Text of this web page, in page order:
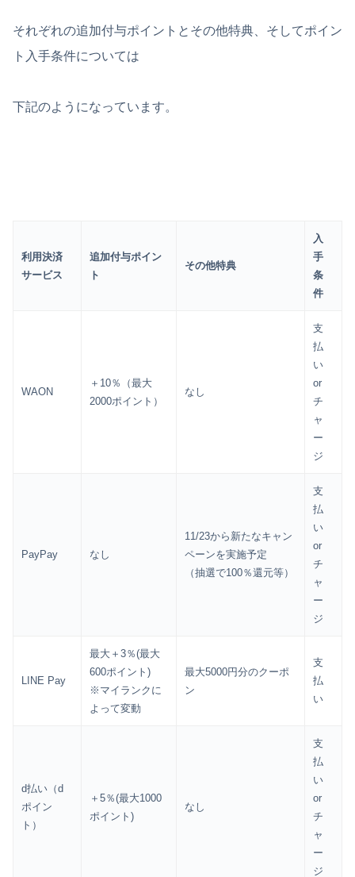
それぞれの追加付与ポイントとその他特典、そしてポイン
ト入手条件については
下記のようになっています。
利用決済
サービス
追加付与ポイン
ト
その他特典
入
手
条
件
WAON
＋10％（最大
2000ポイント）
なし
支
払
い
or
チ
ャ
ー
ジ
PayPay なし
11/23から新たなキャン
ペーンを実施予定
（抽選で100％還元等）
支
払
い
or
チ
ャ
ー
ジ
LINE Pay
最大＋3％(最大
600ポイント)
※マイランクに
よって変動
最大5000円分のクーポ
ン
支
払
い
d払い（d
ポイン
ト）
＋5％(最大1000
ポイント)
なし
支
払
い
or
チ
ャ
ー
ジ